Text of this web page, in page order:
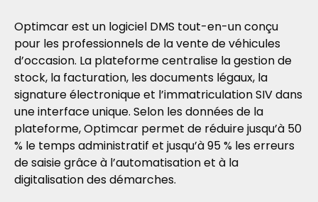
Optimcar est un logiciel DMS tout-en-un conçu
pour les professionnels de la vente de véhicules
d’occasion. La plateforme centralise la gestion de
stock, la facturation, les documents légaux, la
signature électronique et l’immatriculation SIV dans
une interface unique. Selon les données de la
plateforme, Optimcar permet de réduire jusqu’à 50
% le temps administratif et jusqu’à 95 % les erreurs
de saisie grâce à l’automatisation et à la
digitalisation des démarches.